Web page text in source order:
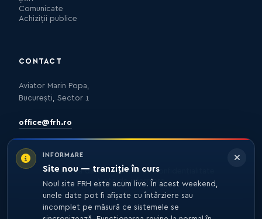
INFORMARE
Site nou — tranziție în curs
Noul site FRH este acum live. În acest weekend,
unele date pot fi afișate cu întârziere sau
incomplet pe măsură ce sistemele se
Comunicate
Achiziții publice
CONTACT
Aviator Marin Popa,
București, Sector 1
office@frh.ro
Protecția datelorPolitica de confidențialitate
Nota de informare